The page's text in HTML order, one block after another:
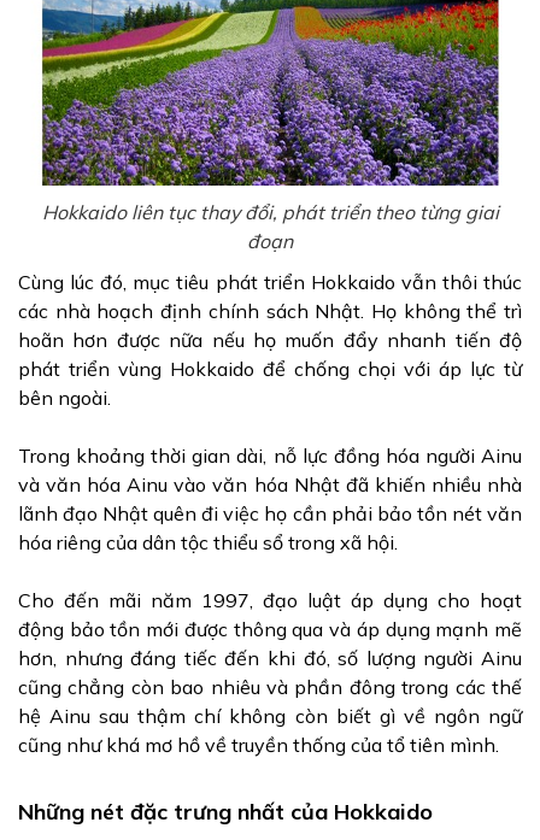
Hokkaido liên tục thay đổi, phát triển theo từng giai
đoạn
Cùng lúc đó, mục tiêu phát triển Hokkaido vẫn thôi thúc
các nhà hoạch định chính sách Nhật. Họ không thể trì
hoãn hơn được nữa nếu họ muốn đẩy nhanh tiến độ
phát triển vùng Hokkaido để chống chọi với áp lực từ
bên ngoài.
Trong khoảng thời gian dài, nỗ lực đồng hóa người Ainu
và văn hóa Ainu vào văn hóa Nhật đã khiến nhiều nhà
lãnh đạo Nhật quên đi việc họ cần phải bảo tồn nét văn
hóa riêng của dân tộc thiểu sổ trong xã hội.
Cho đến mãi năm 1997, đạo luật áp dụng cho hoạt
động bảo tồn mới được thông qua và áp dụng mạnh mẽ
hơn, nhưng đáng tiếc đến khi đó, số lượng người Ainu
cũng chẳng còn bao nhiêu và phần đông trong các thế
hệ Ainu sau thậm chí không còn biết gì về ngôn ngữ
cũng như khá mơ hồ về truyền thống của tổ tiên mình.
Những nét đặc trưng nhất của Hokkaido